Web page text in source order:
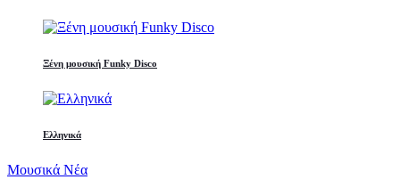
Ξένη μουσική Funky Disco
Ελληνικά
Μουσικά Νέα